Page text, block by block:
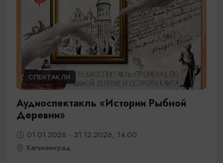
СПЕКТАКЛИ
Аудиоспектакль «Истории Рыбной
Деревни»
01.01.2026 - 31.12.2026, 14:00
Калининград